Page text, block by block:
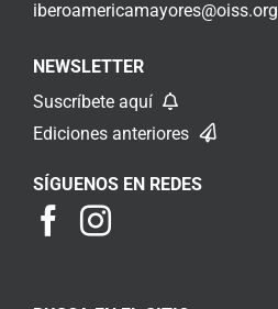
iberoamericamayores@oiss.org
NEWSLETTER
Suscríbete aquí
Ediciones anteriores
SÍGUENOS EN REDES